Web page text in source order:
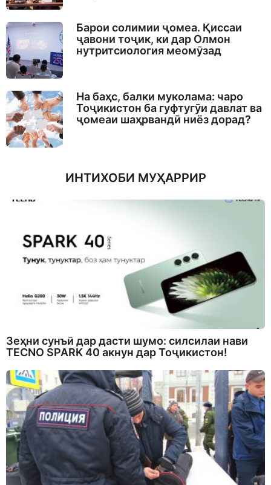
Барои солимии ҷомеа. Қиссаи
ҷавони тоҷик, ки дар Олмон
нутритсиология меомӯзад
На баҳс, балки муколама: чаро
Тоҷикистон ба гуфтугӯи давлат ва
ҷомеаи шаҳрвандӣ ниёз дорад?
ИНТИХОБИ МУҲАРРИР
Зеҳни сунъӣ дар дасти шумо: силсилаи нави
TECNO SPARK 40 акнун дар Тоҷикистон!